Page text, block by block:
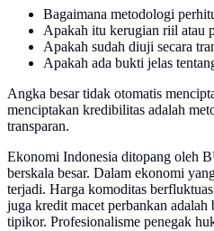
Bagaimana metodologi
Apakah itu kerugian riil atau
Apakah sudah diuji secara
Apakah ada bukti jelas
Angka besar tidak otomatis
menciptakan kredibilitas adalah
transparan.
Ekonomi Indonesia ditopang oleh
berskala besar. Dalam ekonomi
terjadi. Harga komoditas
juga kredit macet perbankan
tipikor. Profesionalisme penegak